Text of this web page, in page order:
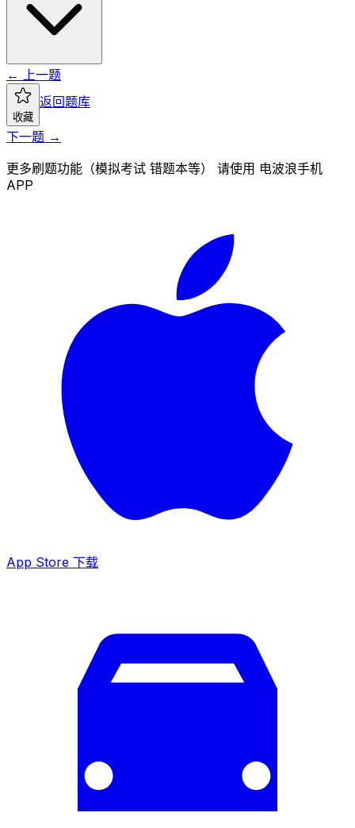
← 上一题
收藏
返回题库
下一题 →
更多刷题功能（模拟考试 错题本等） 请使用 电波浪手机
APP
App Store 下载